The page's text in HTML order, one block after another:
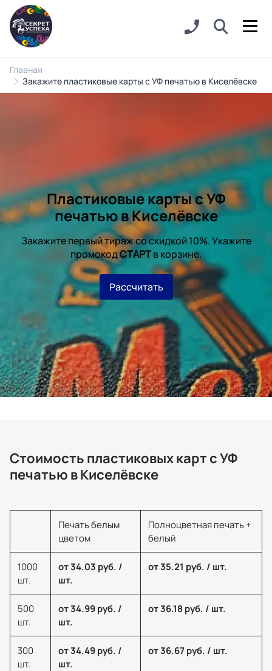
Главная
Закажите пластиковые карты с УФ печатью в Киселёвске
Пластиковые карты с УФ
печатью в Киселёвске
Закажите первый тираж со скидкой 10%. Укажите
промокодСТАРТв корзине.
Рассчитать
Стоимость пластиковых карт с УФ
печатью в Киселёвске
Печать белым
цветом
Полноцветная печать +
белый
1000
шт.
от 34.03 руб. /
шт.
от 35.21 руб. / шт.
500
шт.
от 34.99 руб. /
шт.
от 36.18 руб. / шт.
300
шт.
от 34.49 руб. /
шт.
от 36.67 руб. / шт.